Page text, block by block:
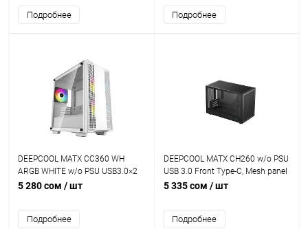
Подробнее Подробнее
DEEPCOOL MATX CC360 WH
ARGB WHITE w/o PSU USB3.0×2
Front + 3×120mm ARGB FANS
5 280 сом / шт
Подробнее
DEEPCOOL MATX CH260 w/o PSU
USB 3.0 Front Type-C, Mesh panel
5 335 сом / шт
Подробнее